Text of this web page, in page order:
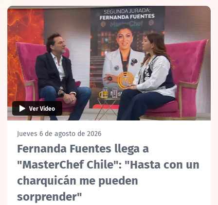
Ver Video
Jueves 6 de agosto de 2026
Fernanda Fuentes llega a
"MasterChef Chile": "Hasta con un
charquicán me pueden
sorprender"